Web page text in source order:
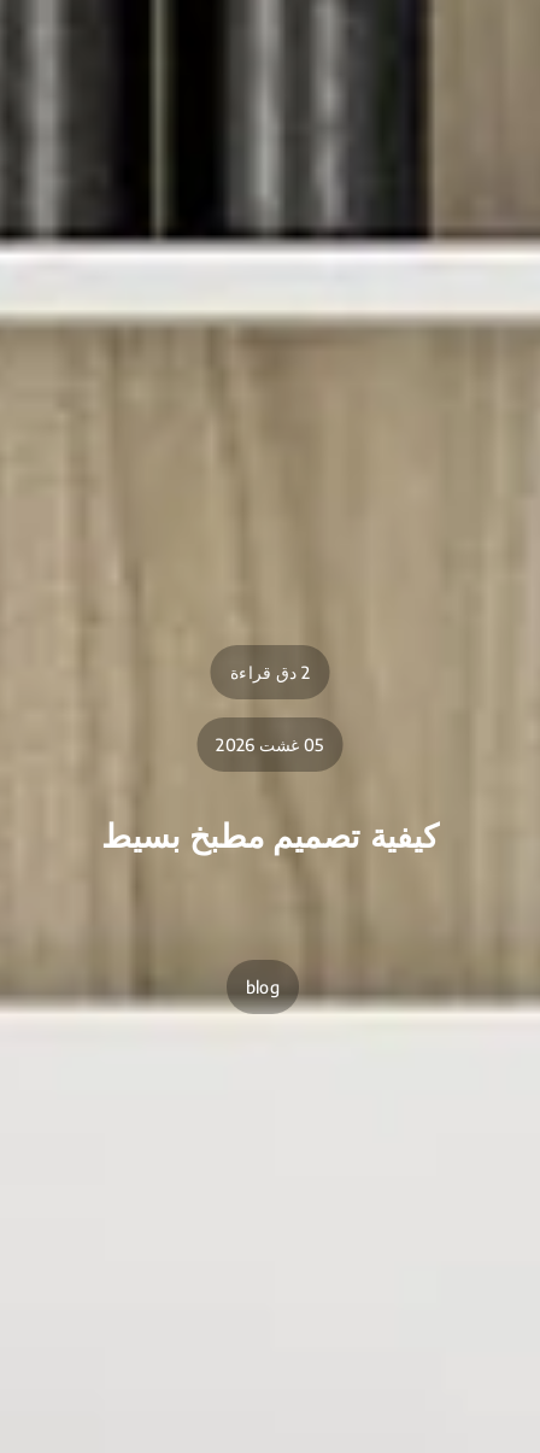
2 دق قراءة
05 غشت 2026
كيفية تصميم مطبخ بسيط
blog